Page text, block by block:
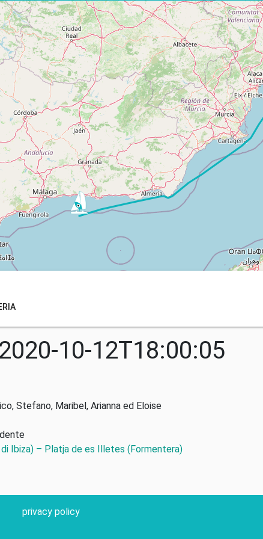
10-12T18:00:05
Stefano, Maribel, Arianna ed Eloise
di Ibiza) – Platja de es Illetes (Formentera)
privacy policy